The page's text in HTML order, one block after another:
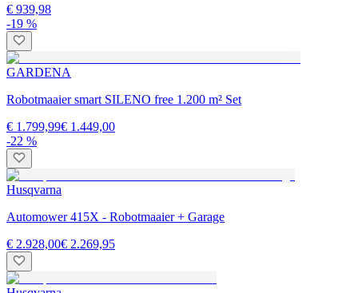
€ 939,98
-19 %
GARDENA
Robotmaaier smart SILENO free 1.200 m² Set
€ 1.799,99€ 1.449,00
-22 %
Husqvarna
Automower 415X - Robotmaaier + Garage
€ 2.928,00€ 2.269,95